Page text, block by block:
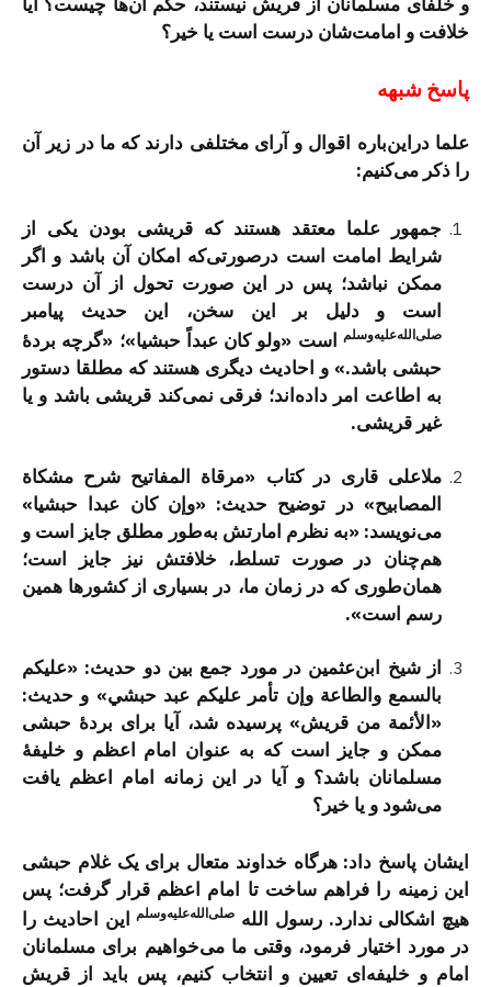
و خلفای مسلمانان از قریش نیستند، حکم آن‌ها چیست؟ آیا
خلافت و امامت‌شان درست است یا خیر؟
پاسخ شبهه
علما دراین‌باره اقوال و آرای مختلفی دارند که ما در زیر آن
را ذکر می‌کنیم:
جمهور علما معتقد هستند که قریشی بودن یکی از
شرایط امامت است درصورتی‌که امکان آن باشد و اگر
ممکن نباشد؛ پس در این صورت تحول از آن درست
است و دلیل بر این سخن، این حدیث پیامبر
صلی‌الله‌علیه‌وسلم است «ولو کان عبداً حبشیا»؛ «گرچه بردۀ
حبشی باشد.» و احادیث دیگری هستند که مطلقا دستور
به اطاعت امر داده‌‌اند؛ فرقی نمی‌کند قریشی باشد و یا
غیر قریشی.
ملاعلی قاری در کتاب «مرقاة‌ المفاتیح شرح مشکاة
المصابیح» در توضیح حدیث: «وإن کان عبدا حبشیا»
می‌نویسد: «به نظرم امارتش به‌طور مطلق جایز است و
هم‌چنان در صورت تسلط، خلافتش نیز جایز است؛
همان‌طوری که در زمان ما، در بسیاری از کشورها همین‌
رسم است».
از شیخ ابن‌عثمین در مورد جمع بین دو حدیث: «علیکم
بالسمع والطاعة وإن تأمر علیکم عبد حبشي» و حدیث:
«الأئمة من قریش» پرسیده شد، آیا برای بردۀ حبشی
ممکن و جایز است که به عنوان امام اعظم و خلیفۀ
مسلمانان باشد؟ و آیا در این زمانه امام اعظم یافت
می‌شود و یا خیر؟
ایشان پاسخ داد: هرگاه خداوند متعال برای یک غلام حبشی
این زمینه را فراهم ساخت تا امام اعظم قرار گرفت؛ پس
هیچ اشکالی ندارد. رسول الله صلی‌الله‌علیه‌وسلماین احادیث را
در مورد اختیار فرمود، وقتی ما می‌خواهیم برای مسلمانان
امام و خلیفه‌ای تعیین و انتخاب کنیم، پس باید از قریش